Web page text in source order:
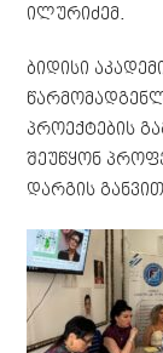
ილურიძემ.
ბიდისი
პროექტების
შეუწყონ
დარგის